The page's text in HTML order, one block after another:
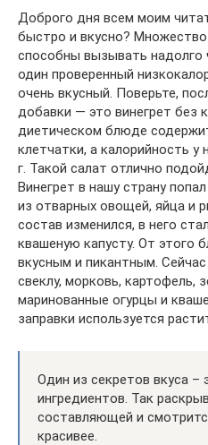
Доброго дня всем моим
быстро и вкусно?
способны вызывать надолго
один проверенный
очень вкусный. Поверьте,
добавки — это винегрет без
диетическом блюде
клетчатки, а калорийность у
г. Такой салат отлично
Винегрет в нашу страну
из отварных овощей, яйца и
состав изменился, в него
квашеную капусту. От этого
вкусным и пикантным.
свеклу, морковь, картофель,
маринованные огурцы и
заправки используется
Один из секретов вкуса –
ингредиентов. Так
составляющей и
красивее.